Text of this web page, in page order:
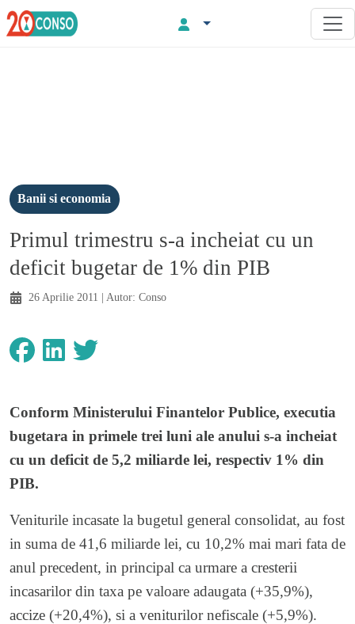
Banii si economia
Primul trimestru s-a incheiat cu un
deficit bugetar de 1% din PIB
26 Aprilie 2011 | Autor: Conso
Conform Ministerului Finantelor Publice, executia
bugetara in primele trei luni ale anului s-a incheiat
cu un deficit de 5,2 miliarde lei, respectiv 1% din
PIB.
Veniturile incasate la bugetul general consolidat, au fost
in suma de 41,6 miliarde lei, cu 10,2% mai mari fata de
anul precedent, in principal ca urmare a cresterii
incasarilor din taxa pe valoare adaugata (+35,9%),
accize (+20,4%), si a veniturilor nefiscale (+5,9%).